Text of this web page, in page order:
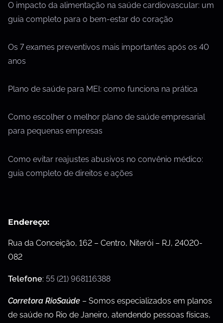
O impacto da alimentação na saúde cardiovascular: um
guia completo para o bem-estar do coração
Os 7 exames preventivos mais importantes após os 40
anos
Plano de saúde para MEI: como funciona na prática
Como escolher o melhor plano de saúde empresarial
para pequenas empresas
Como evitar reajustes abusivos no convênio médico:
guia completo de direitos e ações
Endereço:
Rua da Conceição, 162 – Centro, Niterói – RJ, 24020-
082
Telefone: 55 (21) 968116388
Corretora RioSaúde – Somos especializados em planos
de saúde no Rio de Janeiro, atendendo pessoas físicas,